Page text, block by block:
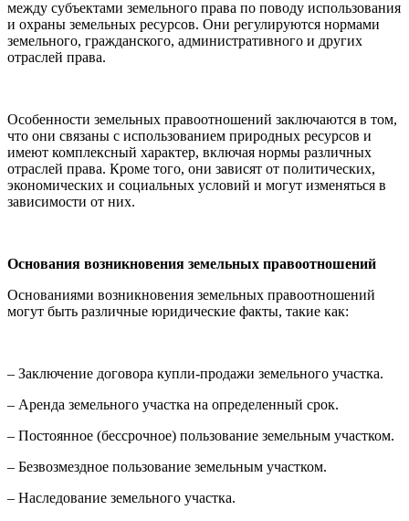
между субъектами земельного права по поводу использования
и охраны земельных ресурсов. Они регулируются нормами
земельного, гражданского, административного и других
отраслей права.
Особенности земельных правоотношений заключаются в том,
что они связаны с использованием природных ресурсов и
имеют комплексный характер, включая нормы различных
отраслей права. Кроме того, они зависят от политических,
экономических и социальных условий и могут изменяться в
зависимости от них.
Основания возникновения земельных правоотношений
Основаниями возникновения земельных правоотношений
могут быть различные юридические факты, такие как:
– Заключение договора купли-продажи земельного участка.
– Аренда земельного участка на определенный срок.
– Постоянное (бессрочное) пользование земельным участком.
– Безвозмездное пользование земельным участком.
– Наследование земельного участка.